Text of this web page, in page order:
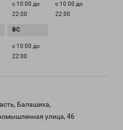
с 10:00 до
22:00
с 10:00 до
22:00
с 10:00 до
22:00
Балашиха,
улица, 46